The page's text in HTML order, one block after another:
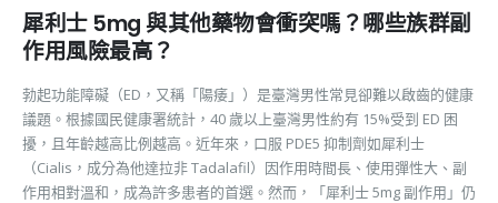
犀利士 5mg 與其他藥物會衝突嗎？哪些族群副
作用風險最高？
勃起功能障礙（ED，又稱「陽痿」）是臺灣男性常見卻難以啟齒的健康
議題。根據國民健康署統計，40 歲以上臺灣男性約有 15%受到 ED 困
擾，且年齡越高比例越高。近年來，口服 PDE5 抑制劑如犀利士
（Cialis，成分為他達拉非 Tadalafil）因作用時間長、使用彈性大、副
作用相對溫和，成為許多患者的首選。然而，「犀利士 5mg 副作用」仍